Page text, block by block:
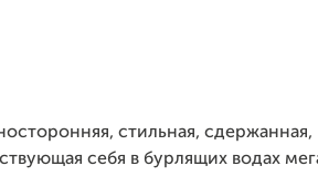
стильная,
себя в бурлящих водах